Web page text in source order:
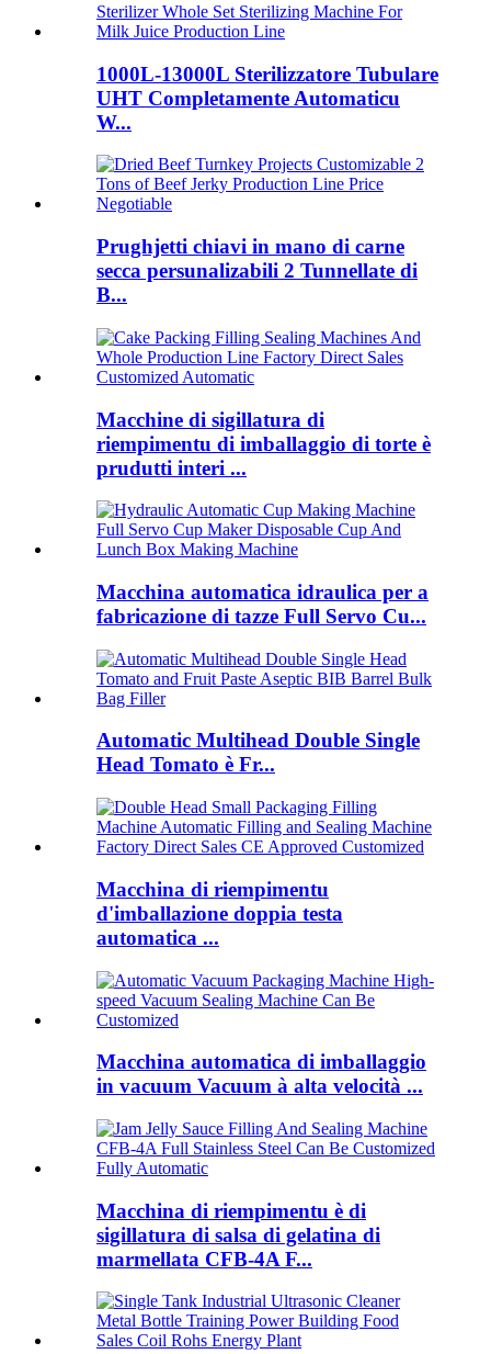
1000L-13000L Sterilizzatore Tubulare
UHT Completamente Automaticu
W...
Prughjetti chiavi in ​​mano di carne
secca persunalizabili 2 Tunnellate di
B...
Macchine di sigillatura di
riempimentu di imballaggio di torte è
prudutti interi ...
Macchina automatica idraulica per a
fabricazione di tazze Full Servo Cu...
Automatic Multihead Double Single
Head Tomato è Fr...
Macchina di riempimentu
d'imballazione doppia testa
automatica ...
Macchina automatica di imballaggio
in vacuum Vacuum à alta velocità ...
Macchina di riempimentu è di
sigillatura di salsa di gelatina di
marmellata CFB-4A F...